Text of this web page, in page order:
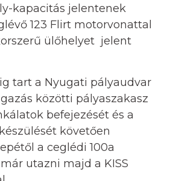
kapacitás jelentenek
123 Flirt motorvonattal
ülőhelyet jelent
tart a Nyugati pályaudvar
közötti pályaszakasz
befejezését és a
követően
a ceglédi 100a
utazni majd a KISS